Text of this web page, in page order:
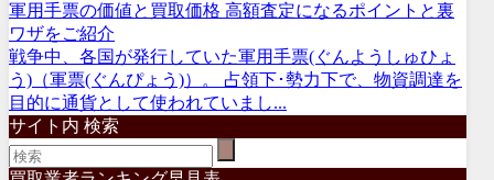
軍用手票の価値と買取価格 高額査定になるポイントと裏
ワザをご紹介
戦争中、各国が発行していた軍用手票(ぐんようしゅひょ
う)（軍票(ぐんぴょう)）。 占領下･勢力下で、物資調達を
目的に通貨として使われていまし...
サイト内 検索